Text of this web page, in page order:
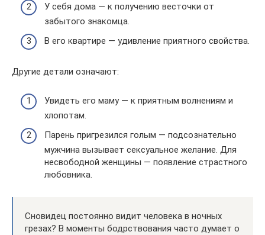
У себя дома — к получению весточки от
забытого знакомца.
В его квартире — удивление приятного свойства.
Другие детали означают:
Увидеть его маму — к приятным волнениям и
хлопотам.
Парень пригрезился голым — подсознательно
мужчина вызывает сексуальное желание. Для
несвободной женщины — появление страстного
любовника.
Сновидец постоянно видит человека в ночных
грезах? В моменты бодрствования часто думает о